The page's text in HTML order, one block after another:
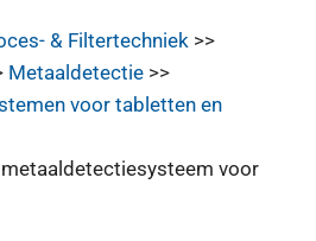
& Filtertechniek>>
Metaaldetectie>>
voor tabletten en
voor